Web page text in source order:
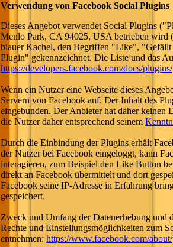
Verwendung von Facebook Social Plugins
Dieses Angebot verwendet Social Plugins
Menlo Park, CA 94025, USA betrieben
blauer Kachel, den Begriffen "Like",
Plugin" gekennzeichnet. Die Liste und das
https://developers.facebook.com/docs/plugins/
Wenn ein Nutzer eine Webseite dieses
Servern von Facebook auf. Der Inhalt des
eingebunden. Der Anbieter hat daher
die Nutzer daher entsprechend seinem
Durch die Einbindung der Plugins erhält
der Nutzer bei Facebook eingeloggt, kann
interagieren, zum Beispiel den Like Button
direkt an Facebook übermittelt und dort
Facebook seine IP-Adresse in Erfahrung
gespeichert.
Zweck und Umfang der Datenerhebung und
Rechte und Einstellungsmöglichkeiten zum
entnehmen: https://www.facebook.com/